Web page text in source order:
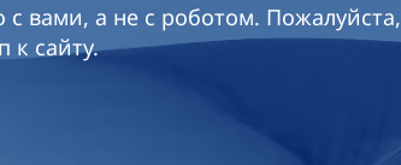
вами, а не с роботом. Пожалуйста,
к сайту.